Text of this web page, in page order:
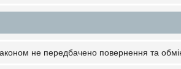
не передбачено повернення та